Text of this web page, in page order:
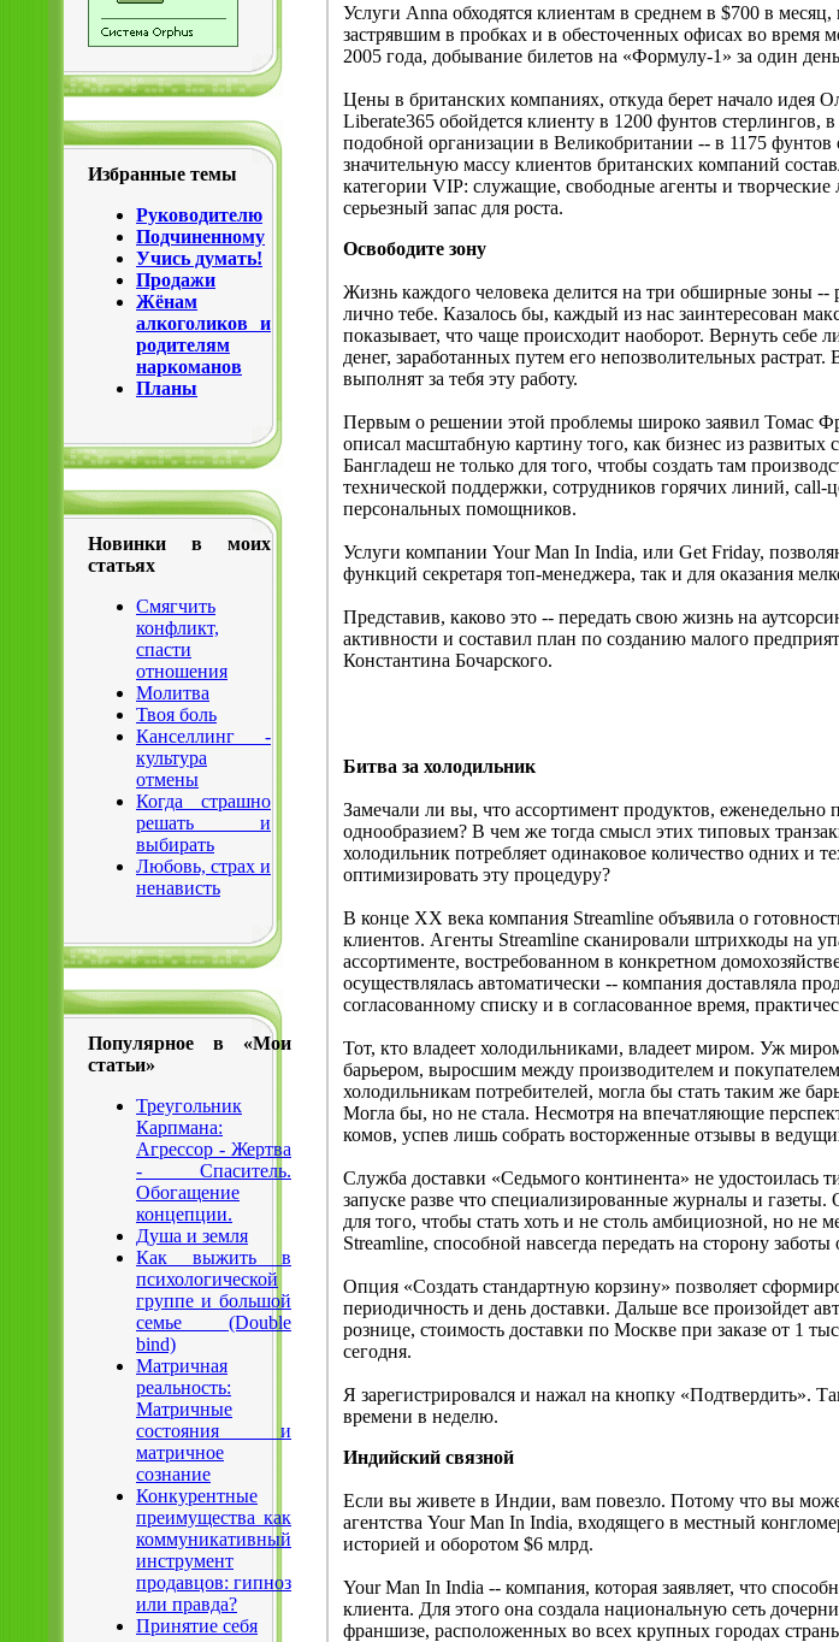
Избранные темы
Руководителю
Подчиненному
Учись думать!
Продажи
Жёнам
алкоголиков и
родителям
наркоманов
Планы
Новинки в моих
статьях
Смягчить
конфликт,
спасти
отношения
Молитва
Твоя боль
Канселлинг -
культура
отмены
Когда страшно
решать и
выбирать
Любовь, страх и
ненависть
Популярное в «Мои
статьи»
Треугольник
Карпмана:
Агрессор - Жертва
- Спаситель.
Обогащение
концепции.
Душа и земля
Как выжить в
психологической
группе и большой
семье (Double
bind)
Матричная
реальность:
Матричные
состояния и
матричное
сознание
Конкурентные
преимущества как
коммуникативный
инструмент
продавцов: гипноз
или правда?
Принятие себя
Услуги Anna обходятся клиентам в среднем в $700 в
застрявшим в пробках и в обесточенных офисах во время
2005 года, добывание билетов на «Формулу-1» за один
Цены в британских компаниях, откуда берет начало идея
Liberate365 обойдется клиенту в 1200 фунтов
подобной организации в Великобритании -- в 1175 фунтов
значительную массу клиентов британских компаний
категории VIP: служащие, свободные агенты и
серьезный запас для роста.
Освободите зону
Жизнь каждого человека делится на три обширные зоны --
лично тебе. Казалось бы, каждый из нас заинтересован
показывает, что чаще происходит наоборот. Вернуть себе
денег, заработанных путем его непозволительных
выполнят за тебя эту работу.
Первым о решении этой проблемы широко заявил Томас
описал масштабную картину того, как бизнес из
Бангладеш не только для того, чтобы создать там
технической поддержки, сотрудников горячих линий, call-
персональных помощников.
Услуги компании Your Man In India, или Get Friday,
функций секретаря топ-менеджера, так и для оказания
Представив, каково это -- передать свою жизнь на
активности и составил план по созданию малого
Константина Бочарского.
Битва за холодильник
Замечали ли вы, что ассортимент продуктов, еженедельно
однообразием? В чем же тогда смысл этих типовых
холодильник потребляет одинаковое количество одних и
оптимизировать эту процедуру?
В конце XX века компания Streamline объявила о
клиентов. Агенты Streamline сканировали штрихкоды на
ассортименте, востребованном в конкретном
осуществлялась автоматически -- компания доставляла
согласованному списку и в согласованное время,
Тот, кто владеет холодильниками, владеет миром. Уж
барьером, выросшим между производителем и
холодильникам потребителей, могла бы стать таким же
Могла бы, но не стала. Несмотря на впечатляющие
комов, успев лишь собрать восторженные отзывы в
Служба доставки «Седьмого континента» не удостоилась
запуске разве что специализированные журналы и
для того, чтобы стать хоть и не столь амбициозной, но не
Streamline, способной навсегда передать на сторону заботы
Опция «Создать стандартную корзину» позволяет
периодичность и день доставки. Дальше все произойдет
рознице, стоимость доставки по Москве при заказе от 1
сегодня.
Я зарегистрировался и нажал на кнопку «Подтвердить».
времени в неделю.
Индийский связной
Если вы живете в Индии, вам повезло. Потому что вы
агентства Your Man In India, входящего в местный
историей и оборотом $6 млрд.
Your Man In India -- компания, которая заявляет, что
клиента. Для этого она создала национальную сеть
франшизе, расположенных во всех крупных городах